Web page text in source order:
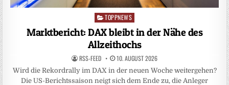
Posted
in
TOPPNEWS
Marktbericht: DAX bleibt in der Nähe des
Allzeithochs
RSS-FEED 10. AUGUST 2026
Wird die Rekordrally im DAX in der neuen Woche weitergehen?
Die US-Berichtssaison neigt sich dem Ende zu, die Anleger